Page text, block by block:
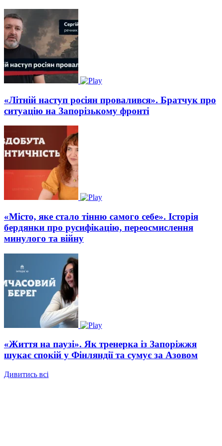
«Літній наступ росіян провалився». Братчук про
ситуацію на Запорізькому фронті
«Місто, яке стало тінню самого себе». Історія
бердянки про русифікацію, переосмислення
минулого та війну
«Життя на паузі». Як тренерка із Запоріжжя
шукає спокій у Фінляндії та сумує за Азовом
Дивитись всі